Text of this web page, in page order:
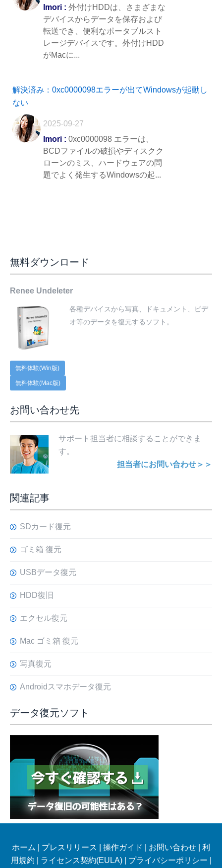
Imori : 外付けHDDは、さまざまな
デバイスからデータを保存および
転送でき、便利なポータブルスト
レージデバイスです。外付けHDD
がMacに...
解決済み：0xc0000098エラーが出てWindowsが起動し
ない
2025-09-27
Imori : 0xc0000098 エラーは、
BCDファイルの破損やディスクク
ローンのミス、ハードウェアの問
題でよく発生するWindowsの起...
無料ダウンロード
Renee Undeleter
各種デバイスから写真、ドキュメント、ビデ
オ等のデータを復元するソフト。
無料体験(Win版)
無料体験(Mac版)
お問い合わせ先
サポート担当者に相談することができま
す。
担当者にお問い合わせ＞＞
関連記事
SDカード復元
ゴミ箱 復元
USBデータ復元
HDD復旧
エクセル復元
Mac ゴミ箱 復元
写真復元
Androidスマホデータ復元
データ復元ソフト
ホーム プレスリリース 操作ガイド お問い合わせ
利
用規約
ライセンス契約(EULA)| プライバシーポリシー